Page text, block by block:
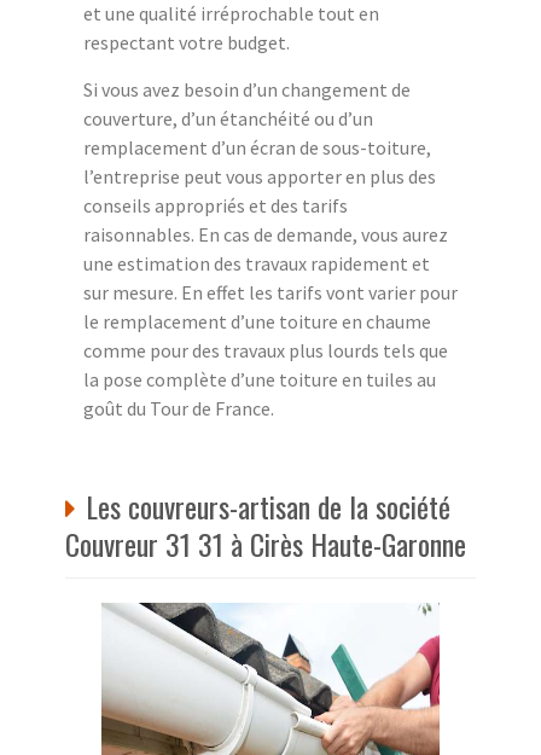
et une qualité irréprochable tout en
respectant votre budget.
Si vous avez besoin d’un changement de
couverture, d’un étanchéité ou d’un
remplacement d’un écran de sous-toiture,
l’entreprise peut vous apporter en plus des
conseils appropriés et des tarifs
raisonnables. En cas de demande, vous aurez
une estimation des travaux rapidement et
sur mesure. En effet les tarifs vont varier pour
le remplacement d’une toiture en chaume
comme pour des travaux plus lourds tels que
la pose complète d’une toiture en tuiles au
goût du Tour de France.
Les couvreurs-artisan de la société
Couvreur 31 31 à Cirès Haute-Garonne